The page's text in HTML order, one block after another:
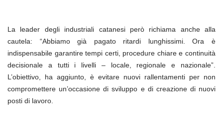
La leader degli industriali catanesi però richiama anche alla
cautela: “Abbiamo già pagato ritardi lunghissimi. Ora è
indispensabile garantire tempi certi, procedure chiare e continuità
decisionale a tutti i livelli – locale, regionale e nazionale”.
L’obiettivo, ha aggiunto, è evitare nuovi rallentamenti per non
compromettere un’occasione di sviluppo e di creazione di nuovi
posti di lavoro.